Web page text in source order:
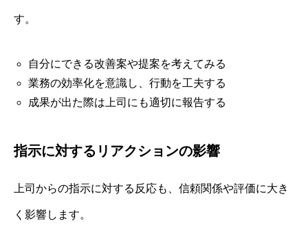
す。
自分にできる改善案や提案を考えてみる
業務の効率化を意識し、行動を工夫する
成果が出た際は上司にも適切に報告する
指示に対するリアクションの影響
上司からの指示に対する反応も、信頼関係や評価に大き
く影響します。